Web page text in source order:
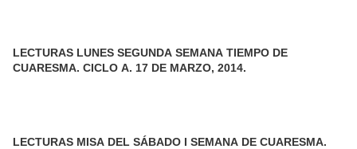
LECTURAS LUNES SEGUNDA SEMANA TIEMPO DE
CUARESMA. CICLO A. 17 DE MARZO, 2014.
LECTURAS MISA DEL SÁBADO I SEMANA DE CUARESMA.